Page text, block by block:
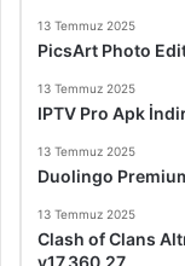
13 Temmuz 2025
PicsArt Photo
13 Temmuz 2025
IPTV Pro Apk
13 Temmuz 2025
Duolingo
13 Temmuz 2025
Clash of Clans
v17.360.27